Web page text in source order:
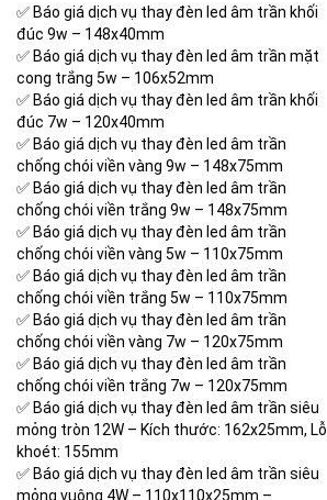
✅ Báo giá dịch vụ thay đèn led âm trần khối
đúc 9w – 148x40mm
✅ Báo giá dịch vụ thay đèn led âm trần mặt
cong trắng 5w – 106x52mm
✅ Báo giá dịch vụ thay đèn led âm trần khối
đúc 7w – 120x40mm
✅ Báo giá dịch vụ thay đèn led âm trần
chống chói viền vàng 9w – 148x75mm
✅ Báo giá dịch vụ thay đèn led âm trần
chống chói viền trắng 9w – 148x75mm
✅ Báo giá dịch vụ thay đèn led âm trần
chống chói viền vàng 5w – 110x75mm
✅ Báo giá dịch vụ thay đèn led âm trần
chống chói viền trắng 5w – 110x75mm
✅ Báo giá dịch vụ thay đèn led âm trần
chống chói viền vàng 7w – 120x75mm
✅ Báo giá dịch vụ thay đèn led âm trần
chống chói viền trắng 7w – 120x75mm
✅ Báo giá dịch vụ thay đèn led âm trần siêu
mỏng tròn 12W – Kích thước: 162x25mm, Lỗ
khoét: 155mm
✅ Báo giá dịch vụ thay đèn led âm trần siêu
mỏng vuông 4W – 110x110x25mm –